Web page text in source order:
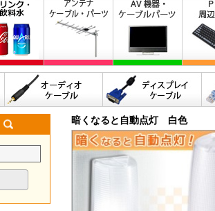
暗くなると自動点灯 白色